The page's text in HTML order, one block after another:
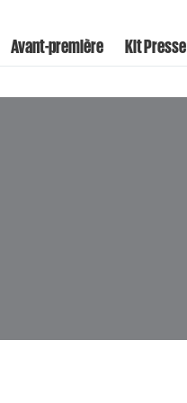
Avant-première Kit Presse